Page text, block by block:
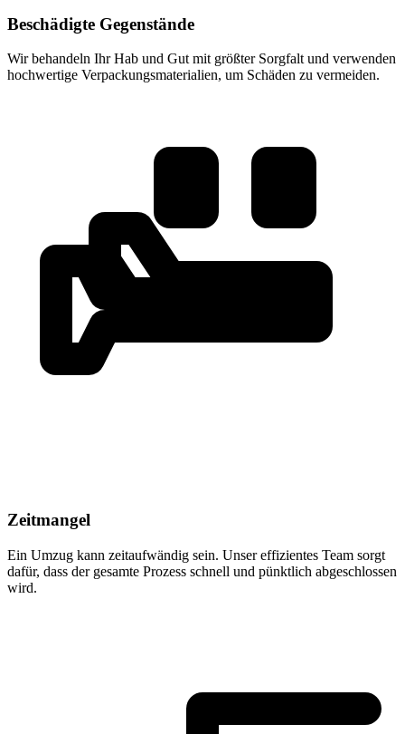
Beschädigte Gegenstände
Wir behandeln Ihr Hab und Gut mit größter Sorgfalt und verwenden
hochwertige Verpackungsmaterialien, um Schäden zu vermeiden.
Zeitmangel
Ein Umzug kann zeitaufwändig sein. Unser effizientes Team sorgt
dafür, dass der gesamte Prozess schnell und pünktlich abgeschlossen
wird.